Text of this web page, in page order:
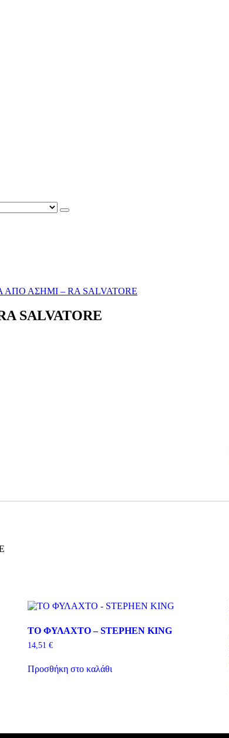
ΑΣΗΜΙ – RA SALVATORE
SALVATORE
ΤΟ ΦΥΛΑΧΤΟ – STEPHEN KING
14,51€
Προσθήκη στο καλάθι